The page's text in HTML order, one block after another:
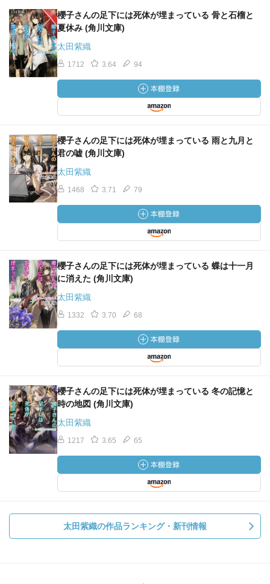
櫻子さんの足下には死体が埋まっている 骨と石榴と
夏休み (角川文庫)
太田紫織
1712 3.64 94
櫻子さんの足下には死体が埋まっている 雨と九月と
君の嘘 (角川文庫)
太田紫織
1468 3.71 79
櫻子さんの足下には死体が埋まっている 蝶は十一月
に消えた (角川文庫)
太田紫織
1332 3.70 68
櫻子さんの足下には死体が埋まっている 冬の記憶と
時の地図 (角川文庫)
太田紫織
1217 3.65 65
太田紫織の作品ランキング・新刊情報